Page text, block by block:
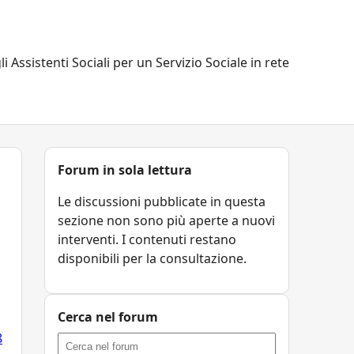
Assistenti Sociali per un Servizio Sociale in rete
Forum in sola lettura
Le discussioni pubblicate in questa
sezione non sono più aperte a nuovi
interventi. I contenuti restano
disponibili per la consultazione.
Cerca nel forum